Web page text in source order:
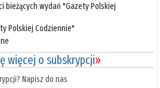
bieżących wydań "Gazety Polskiej
Polskiej Codziennie"
więcej o subskrypcji»
Napisz do nas